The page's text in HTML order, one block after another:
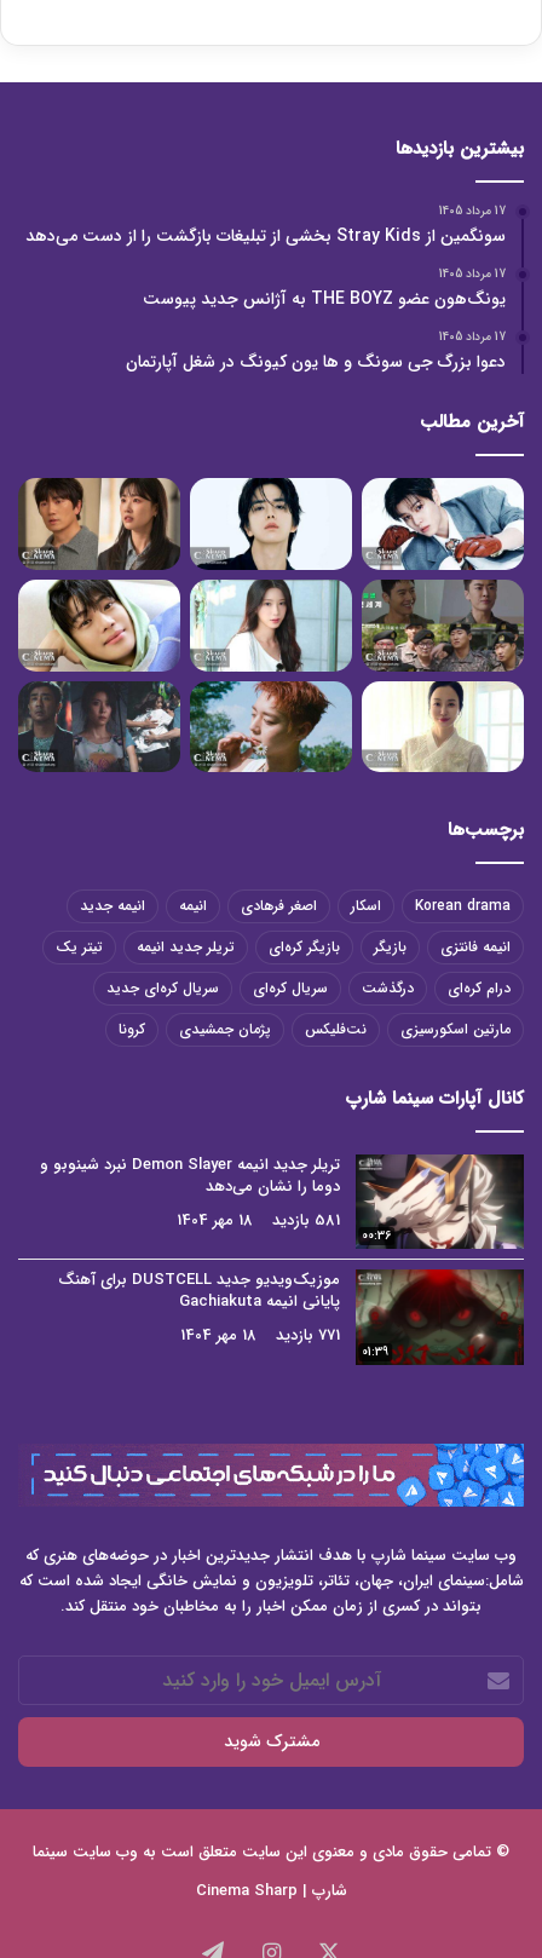
بیشترین بازدیدها
17 مرداد 1405
سونگمین از Stray Kids بخشی از تبلیغات بازگشت را از دست می‌دهد
17 مرداد 1405
یونگ‌هون عضو THE BOYZ به آژانس جدید پیوست
17 مرداد 1405
دعوا بزرگ جی سونگ و ها یون کیونگ در شغل آپارتمان
آخرین مطالب
برچسب‌ها
Korean drama اسکار اصغر فرهادی انیمه
انیمه جدید
انیمه فانتزی
بازیگر بازیگر کره‌ای تریلر جدید انیمه
تیتر یک
درام کره‌ای
درگذشت سریال کره‌ای
سریال کره‌ای جدید
مارتین اسکورسیزی
نت‌فلیکس پژمان جمشیدی کرونا
کانال آپارات سینما شارپ
00:36
تریلر جدید انیمه Demon Slayer نبرد شینوبو و
دوما را نشان می‌دهد
581 بازدید
18 مهر 1404
01:39
موزیک‌ویدیو جدید DUSTCELL برای آهنگ
پایانی انیمه Gachiakuta
771 بازدید
18 مهر 1404
وب سایت سینما شارپ با هدف انتشار جدیدترین اخبار در حوضه‌های هنری که
شامل:سینمای ایران، جهان، تئاتر، تلویزیون و نمایش خانگی ایجاد شده است که
بتواند در کسری از زمان ممکن اخبار را به مخاطبان خود منتقل کند.
آدرس
ایمیل
خود
وارد
© تمامی حقوق مادی و معنوی این سایت متعلق است به وب سایت سینما
شارپ | Cinema Sharp